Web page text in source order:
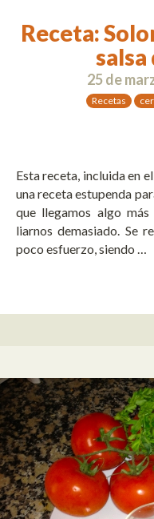
Receta:
salsa
25 de
Recetas
Esta receta, incluida en
una receta estupenda
que llegamos algo
liarnos demasiado. Se
poco esfuerzo, siendo …